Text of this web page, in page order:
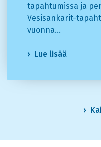
tapahtumissa ja
Vesisankarit-
vuonna…
Lue lisää